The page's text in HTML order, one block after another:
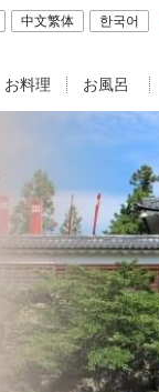
中文繁体 한국어
お料理 お風呂